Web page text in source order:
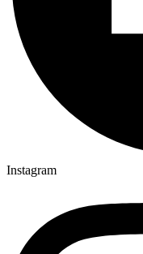
Instagram